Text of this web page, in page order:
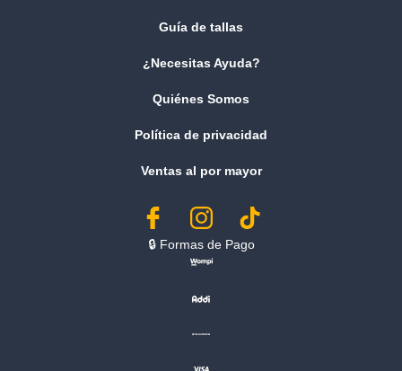
Guía de tallas
¿Necesitas Ayuda?
Quiénes Somos
Política de privacidad
Ventas al por mayor
🔒︎ Formas de Pago